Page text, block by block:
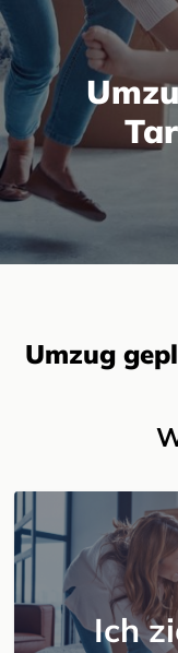
Umzug
Ich